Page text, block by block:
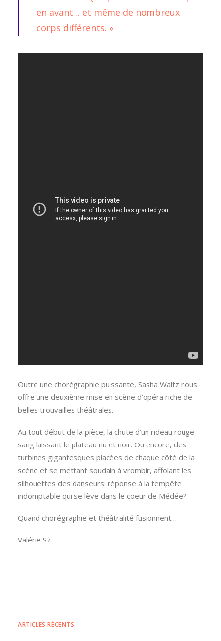
en avant… et même de nombreux
corps différents. »
Outre une chorégraphie puissante, Sasha Waltz nous
offre une deuxième mise en scène d’opéra riche de
belles trouvailles théâtrales.
Au tout début de la pièce, la chute d’un rideau rouge
sang laissant le plateau nu et noir. Ou encore, des
turbines gigantesques placées de chaque côté de la
scène et se mettant soudain à vrombir, affolant les
silhouettes des danseurs: réponse à la tempête
indomptable qui se lève dans le coeur de Médée?
Quand chorégraphie et théâtralité fusionnent…
Valérie Sz.
ARTICLES RÉCENTS